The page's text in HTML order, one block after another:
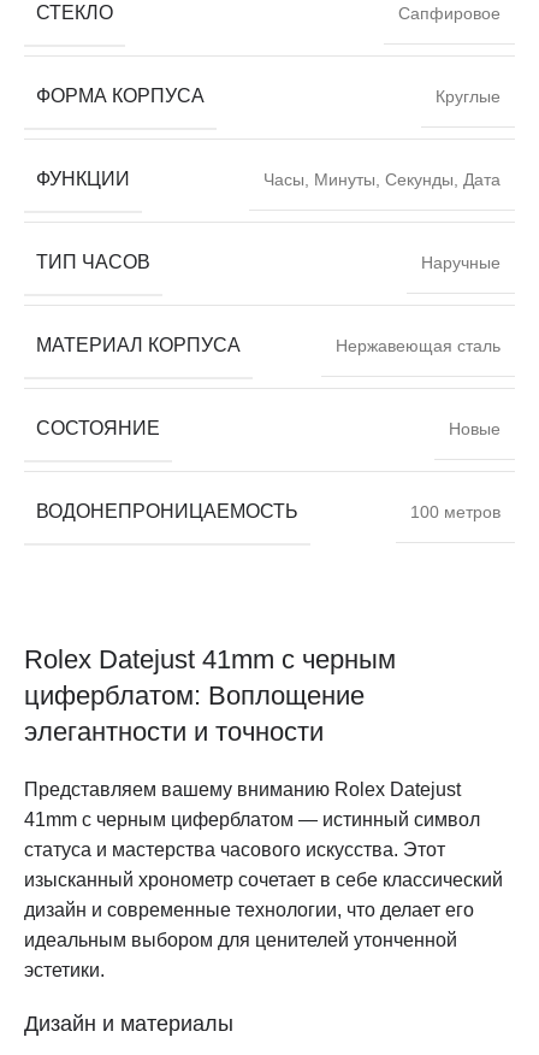
СТЕКЛО Сапфировое
ФОРМА КОРПУСА Круглые
ФУНКЦИИ Часы, Минуты, Секунды, Дата
ТИП ЧАСОВ Наручные
МАТЕРИАЛ КОРПУСА Нержавеющая сталь
СОСТОЯНИЕ Новые
ВОДОНЕПРОНИЦАЕМОСТЬ 100 метров
Rolex Datejust 41mm с черным
циферблатом: Воплощение
элегантности и точности
Представляем вашему вниманию Rolex Datejust
41mm с черным циферблатом — истинный символ
статуса и мастерства часового искусства. Этот
изысканный хронометр сочетает в себе классический
дизайн и современные технологии, что делает его
идеальным выбором для ценителей утонченной
эстетики.
Дизайн и материалы